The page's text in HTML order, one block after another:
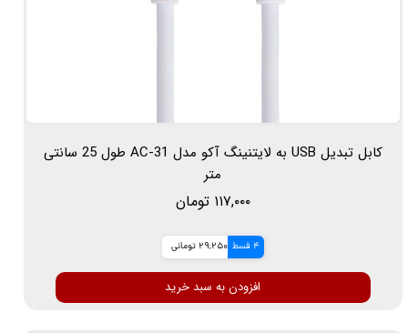
کابل تبدیل USB به لایتنینگ آکو مدل AC-31 طول 25 سانتی
متر
۱۱۷,۰۰۰ تومان
4 قسط 29,250 تومانی
افزودن به سبد خرید